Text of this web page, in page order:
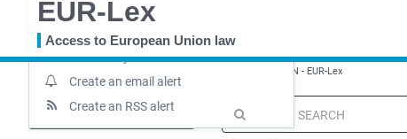
EUR-Lex
Access to European Union law
are
Règlement - 867/2003 - EN - EUR-Lex
MENU
search
Permanent link
Save to My items
Create an email alert
Create an RSS alert